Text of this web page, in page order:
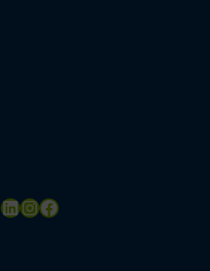
LinkedIn
Instagram
Facebook